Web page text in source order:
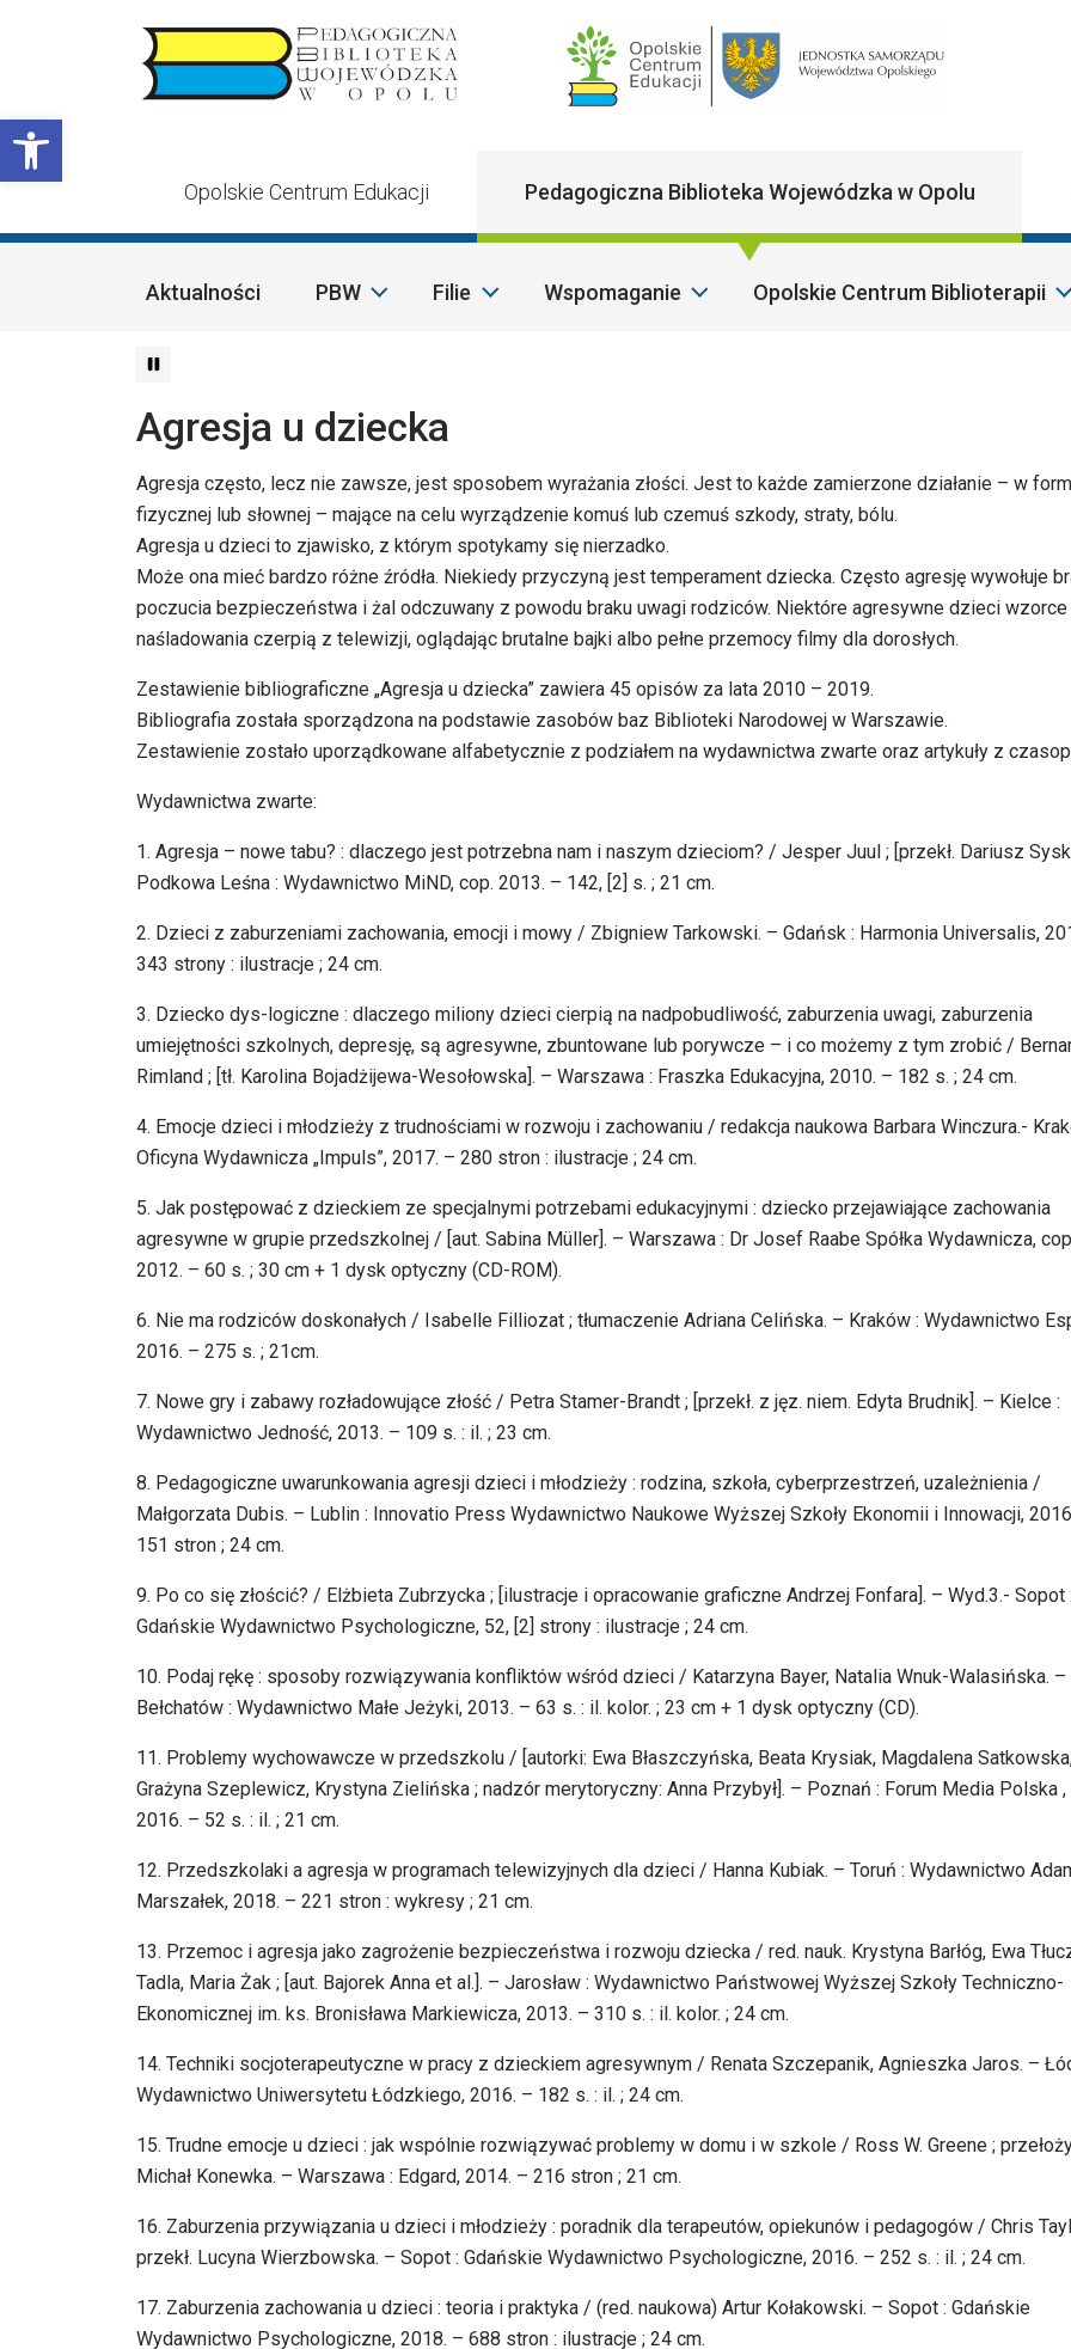
Otwórz pasek narzędzi
Main
Opolskie Centrum Edukacji Pedagogiczna Biblioteka Wojewódzka w Opolu
Aktualności PBW Filie Wspomaganie Opolskie Centrum Biblioterapii
Agresja u dziecka
Agresja często, lecz nie zawsze, jest sposobem wyrażania złości. Jest to każde zamierzone działanie – w
fizycznej lub słownej – mające na celu wyrządzenie komuś lub czemuś szkody, straty, bólu.
Agresja u dzieci to zjawisko, z którym spotykamy się nierzadko.
Może ona mieć bardzo różne źródła. Niekiedy przyczyną jest temperament dziecka. Często agresję wywołuje
poczucia bezpieczeństwa i żal odczuwany z powodu braku uwagi rodziców. Niektóre agresywne dzieci
naśladowania czerpią z telewizji, oglądając brutalne bajki albo pełne przemocy filmy dla dorosłych.
Zestawienie bibliograficzne „Agresja u dziecka” zawiera 45 opisów za lata 2010 – 2019.
Bibliografia została sporządzona na podstawie zasobów baz Biblioteki Narodowej w Warszawie.
Zestawienie zostało uporządkowane alfabetycznie z podziałem na wydawnictwa zwarte oraz artykuły z
Wydawnictwa zwarte:
1. Agresja – nowe tabu? : dlaczego jest potrzebna nam i naszym dzieciom? / Jesper Juul ; [przekł. Dariusz
Podkowa Leśna : Wydawnictwo MiND, cop. 2013. – 142, [2] s. ; 21 cm.
2. Dzieci z zaburzeniami zachowania, emocji i mowy / Zbigniew Tarkowski. – Gdańsk : Harmonia Universalis,
343 strony : ilustracje ; 24 cm.
3. Dziecko dys-logiczne : dlaczego miliony dzieci cierpią na nadpobudliwość, zaburzenia uwagi, zaburzenia
umiejętności szkolnych, depresję, są agresywne, zbuntowane lub porywcze – i co możemy z tym zrobić /
Rimland ; [tł. Karolina Bojadżijewa-Wesołowska]. – Warszawa : Fraszka Edukacyjna, 2010. – 182 s. ; 24 cm.
4. Emocje dzieci i młodzieży z trudnościami w rozwoju i zachowaniu / redakcja naukowa Barbara Winczura.-
Oficyna Wydawnicza „Impuls”, 2017. – 280 stron : ilustracje ; 24 cm.
5. Jak postępować z dzieckiem ze specjalnymi potrzebami edukacyjnymi : dziecko przejawiające zachowania
agresywne w grupie przedszkolnej / [aut. Sabina Müller]. – Warszawa : Dr Josef Raabe Spółka Wydawnicza,
2012. – 60 s. ; 30 cm + 1 dysk optyczny (CD-ROM).
6. Nie ma rodziców doskonałych / Isabelle Filliozat ; tłumaczenie Adriana Celińska. – Kraków : Wydawnictwo
2016. – 275 s. ; 21cm.
7. Nowe gry i zabawy rozładowujące złość / Petra Stamer-Brandt ; [przekł. z jęz. niem. Edyta Brudnik]. – Kielce :
Wydawnictwo Jedność, 2013. – 109 s. : il. ; 23 cm.
8. Pedagogiczne uwarunkowania agresji dzieci i młodzieży : rodzina, szkoła, cyberprzestrzeń, uzależnienia /
Małgorzata Dubis. – Lublin : Innovatio Press Wydawnictwo Naukowe Wyższej Szkoły Ekonomii i Innowacji,
151 stron ; 24 cm.
9. Po co się złościć? / Elżbieta Zubrzycka ; [ilustracje i opracowanie graficzne Andrzej Fonfara]. – Wyd.3.- Sopot :
Gdańskie Wydawnictwo Psychologiczne, 52, [2] strony : ilustracje ; 24 cm.
10. Podaj rękę : sposoby rozwiązywania konfliktów wśród dzieci / Katarzyna Bayer, Natalia Wnuk-Walasińska. –
Bełchatów : Wydawnictwo Małe Jeżyki, 2013. – 63 s. : il. kolor. ; 23 cm + 1 dysk optyczny (CD).
11. Problemy wychowawcze w przedszkolu / [autorki: Ewa Błaszczyńska, Beata Krysiak, Magdalena
Grażyna Szeplewicz, Krystyna Zielińska ; nadzór merytoryczny: Anna Przybył]. – Poznań : Forum Media Polska ,
2016. – 52 s. : il. ; 21 cm.
12. Przedszkolaki a agresja w programach telewizyjnych dla dzieci / Hanna Kubiak. – Toruń : Wydawnictwo
Marszałek, 2018. – 221 stron : wykresy ; 21 cm.
13. Przemoc i agresja jako zagrożenie bezpieczeństwa i rozwoju dziecka / red. nauk. Krystyna Barłóg, Ewa
Tadla, Maria Żak ; [aut. Bajorek Anna et al.]. – Jarosław : Wydawnictwo Państwowej Wyższej Szkoły Techniczno-
Ekonomicznej im. ks. Bronisława Markiewicza, 2013. – 310 s. : il. kolor. ; 24 cm.
14. Techniki socjoterapeutyczne w pracy z dzieckiem agresywnym / Renata Szczepanik, Agnieszka Jaros. –
Wydawnictwo Uniwersytetu Łódzkiego, 2016. – 182 s. : il. ; 24 cm.
15. Trudne emocje u dzieci : jak wspólnie rozwiązywać problemy w domu i w szkole / Ross W. Greene ;
Michał Konewka. – Warszawa : Edgard, 2014. – 216 stron ; 21 cm.
16. Zaburzenia przywiązania u dzieci i młodzieży : poradnik dla terapeutów, opiekunów i pedagogów / Chris
przekł. Lucyna Wierzbowska. – Sopot : Gdańskie Wydawnictwo Psychologiczne, 2016. – 252 s. : il. ; 24 cm.
17. Zaburzenia zachowania u dzieci : teoria i praktyka / (red. naukowa) Artur Kołakowski. – Sopot : Gdańskie
Wydawnictwo Psychologiczne, 2018. – 688 stron : ilustracje ; 24 cm.